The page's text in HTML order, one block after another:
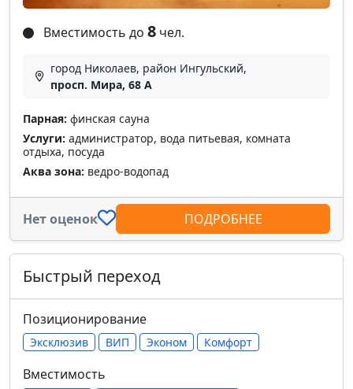
Вместимость до 8 чел.
город Николаев, район Ингульский,
просп. Мира, 68 А
Парная: финская сауна
Услуги: администратор, вода питьевая, комната
отдыха, посуда
Аква зона: ведро-водопад
Нет оценок ПОДРОБНЕЕ
Быстрый переход
Позиционирование
Эксклюзив ВИП Эконом Комфорт
Вместимость